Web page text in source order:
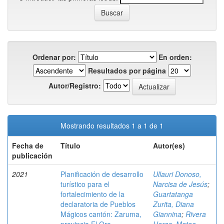
Ordenar por:
En orden:
Resultados por página
Autor/Registro:
Mostrando resultados 1 a 1 de 1
Fecha de
publicación
Título Autor(es)
2021
Planificación de desarrollo
turístico para el
fortalecimiento de la
declaratoria de Pueblos
Mágicos cantón: Zaruma,
Ullauri Donoso,
Narcisa de Jesús;
Guartatanga
Zurita, Diana
Giannina; Rivera